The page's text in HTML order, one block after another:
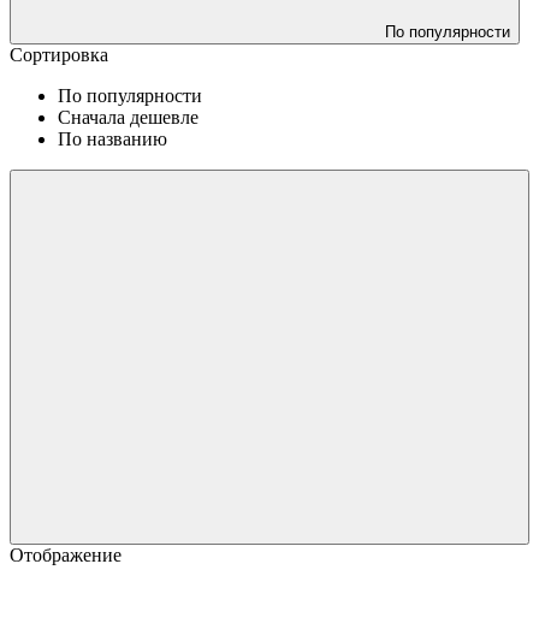
По популярности
Сортировка
По популярности
Сначала дешевле
По названию
Отображение